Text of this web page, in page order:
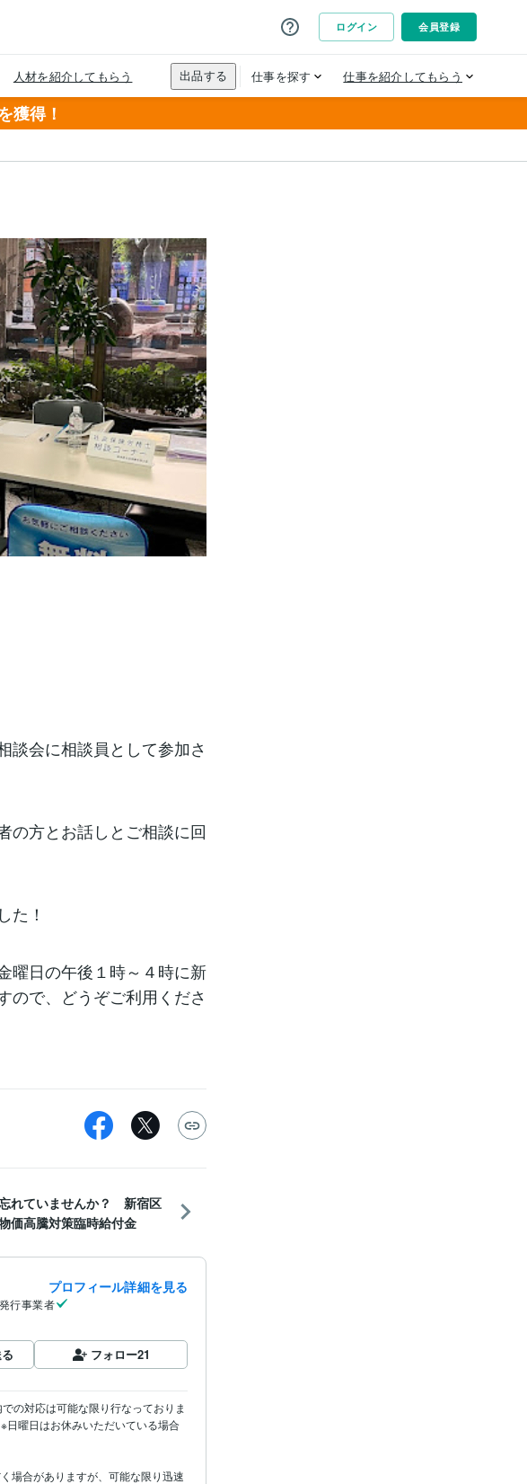
獲得！
談会に相談員として参加さ
の方とお話しとご相談に回
た！
曜日の午後１時～４時に新
ので、どうぞご利用くださ
れていませんか？ 新宿区
価高騰対策臨時給付金
プロフィール詳細を見る
行事業者
フォロー21
の対応は可能な限り行なっておりま
日曜日はお休みいただいている場合
場合がありますが、可能な限り迅速